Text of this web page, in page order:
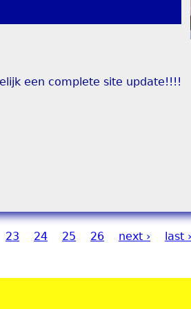
een complete site update!!!!
23 24 25 26 next › last